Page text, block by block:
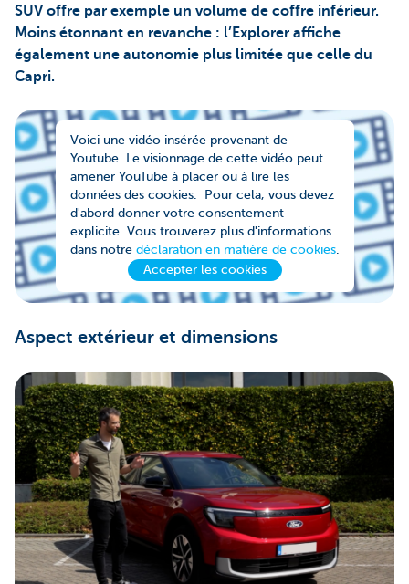
SUV offre par exemple un volume de coffre inférieur.
Moins étonnant en revanche : l’Explorer affiche
également une autonomie plus limitée que celle du
Capri.
Voici une vidéo insérée provenant de
Youtube. Le visionnage de cette vidéo peut
amener YouTube à placer ou à lire les
données des cookies. Pour cela, vous devez
d'abord donner votre consentement
explicite. Vous trouverez plus d'informations
dans notre déclaration en matière de cookies.
Accepter les cookies
Aspect extérieur et dimensions